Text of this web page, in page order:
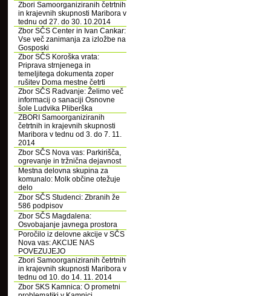
Zbori Samoorganiziranih četrtnih
in krajevnih skupnosti Maribora v
tednu od 27. do 30. 10.2014
Zbor SČS Center in Ivan Cankar:
Vse več zanimanja za izložbe na
Gosposki
Zbor SČS Koroška vrata:
Priprava strnjenega in
temeljitega dokumenta zoper
rušitev Doma mestne četrti
Zbor SČS Radvanje: Želimo več
informacij o sanaciji Osnovne
šole Ludvika Pliberška
ZBORI Samoorganiziranih
četrtnih in krajevnih skupnosti
Maribora v tednu od 3. do 7. 11.
2014
Zbor SČS Nova vas: Parkirišča,
ogrevanje in tržnična dejavnost
Mestna delovna skupina za
komunalo: Molk občine otežuje
delo
Zbor SČS Studenci: Zbranih že
586 podpisov
Zbor SČS Magdalena:
Osvobajanje javnega prostora
Poročilo iz delovne akcije v SČS
Nova vas: AKCIJE NAS
POVEZUJEJO
Zbori Samoorganiziranih četrtnih
in krajevnih skupnosti Maribora v
tednu od 10. do 14. 11. 2014
Zbor SKS Kamnica: O prometni